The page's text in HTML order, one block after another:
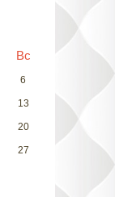
Вс
6
13
20
27